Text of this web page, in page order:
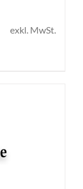
exkl. MwSt.